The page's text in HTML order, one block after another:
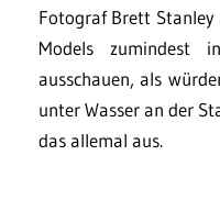
Fotograf Brett Stanley
Models zumindest
ausschauen, als
unter Wasser an der
das allemal aus.